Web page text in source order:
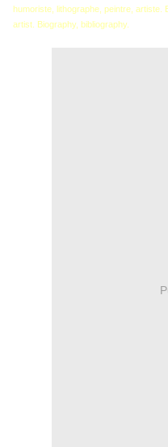
humoriste, lithographe, peintre, artiste.
artist. Biography, bibliography.